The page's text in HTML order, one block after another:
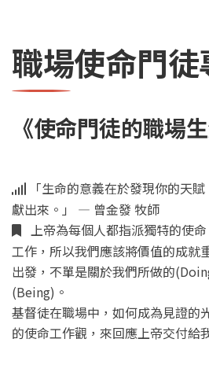
職場使命門徒
《使命門徒的職場生
「生命的意義在於發現你的天
獻出來。」 — 曾金發 牧師
上帝為每個人都指派獨特的使
工作，所以我們應該將價值的成就
出發，不單是關於我們所做的
(Being)。
基督徒在職場中，如何成為見證的
的使命工作觀，來回應上帝交付給